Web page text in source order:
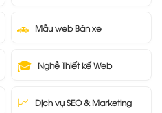
🚗 Mẫu web Bán xe
🎓 Nghề Thiết kế Web
📈 Dịch vụ SEO & Marketing